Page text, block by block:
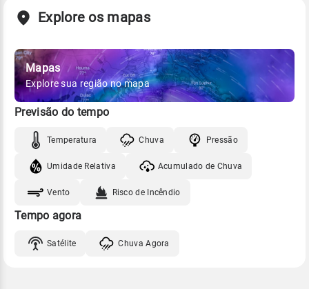
Explore os mapas
Mapas
Explore sua região no mapa
Previsão do tempo
Temperatura Chuva Pressão
Umidade Relativa Acumulado de Chuva
Vento Risco de Incêndio
Tempo agora
Satélite Chuva Agora